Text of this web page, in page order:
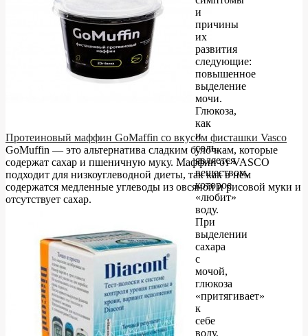
Протеиновый маффин GoMaffin со вкусом фисташки Vasco
GoMuffin — это альтернатива сладким булочкам, которые
содержат сахар и пшеничную муку. Маффин от VASCO
подходит для низкоуглеводной диеты, так как в нём
содержатся медленные углеводы из овсяной и рисовой муки и
отсутствует сахар.
и
причины
их
развития
следующие:
повышенное
выделение
мочи.
Глюкоза,
как
и
соль,
является
веществом,
которое
«любит»
воду.
При
выделении
сахара
с
мочой,
глюкоза
«притягивает»
к
себе
воду,